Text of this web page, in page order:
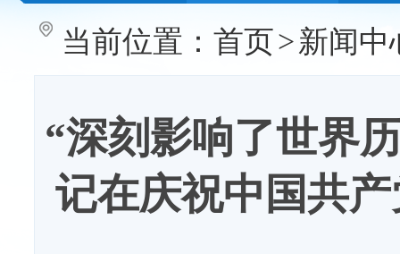
当前位置： 首页>新闻中
“深刻影响了世界
记在庆祝中国共